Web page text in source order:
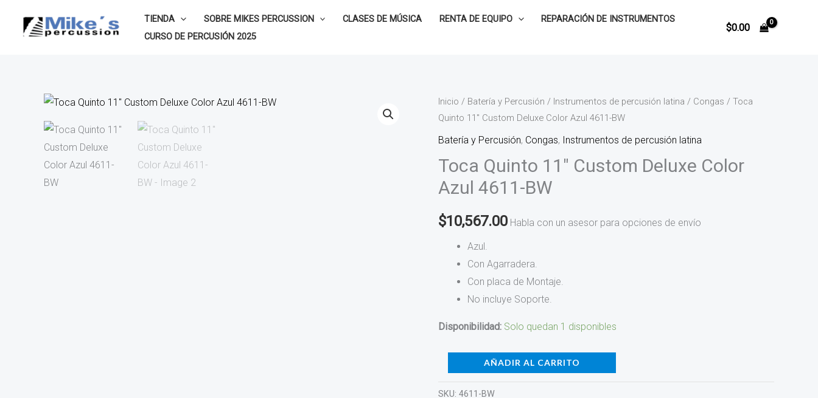
TIENDA SOBRE MIKES PERCUSSION CLASES DE MÚSICA RENTA DE EQUIPO
REPARACIÓN DE INSTRUMENTOS
CURSO DE PERCUSIÓN 2025
$0.00
Inicio / Batería y Percusión / Instrumentos de percusión latina / Congas / Toca
Quinto 11″ Custom Deluxe Color Azul 4611-BW
Batería y Percusión, Congas, Instrumentos de percusión latina
Toca Quinto 11″ Custom Deluxe Color
Azul 4611-BW
$10,567.00 Habla con un asesor para opciones de envío
Azul.
Con Agarradera.
Con placa de Montaje.
No incluye Soporte.
Disponibilidad: Solo quedan 1 disponibles
Toca
Quinto
11"
Deluxe
Color
4611-
cantidad
AÑADIR AL CARRITO
SKU: 4611-BW